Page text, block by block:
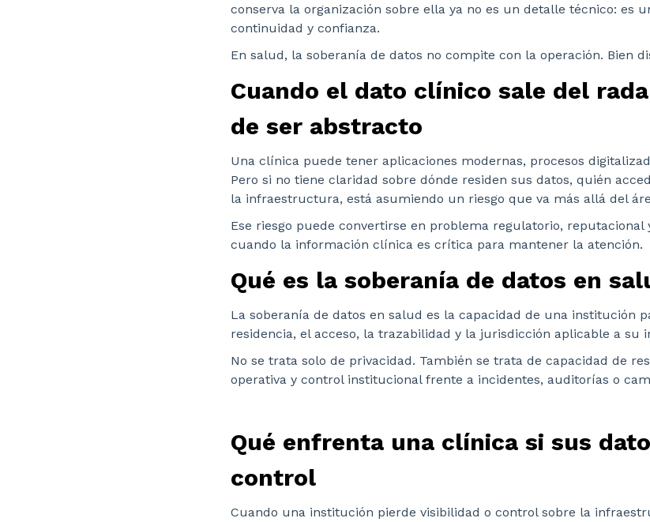
conserva la organización sobre ella ya no es un detalle técnico: es
continuidad y confianza.
En salud, la soberanía de datos no compite con la operación. Bien
Cuando el dato clínico sale del
de ser abstracto
Una clínica puede tener aplicaciones modernas, procesos
Pero si no tiene claridad sobre dónde residen sus datos, quién
la infraestructura, está asumiendo un riesgo que va más allá del
Ese riesgo puede convertirse en problema regulatorio, reputacional
cuando la información clínica es crítica para mantener la atención.
Qué es la soberanía de datos en
La soberanía de datos en salud es la capacidad de una institución
residencia, el acceso, la trazabilidad y la jurisdicción aplicable a su
No se trata solo de privacidad. También se trata de capacidad de
operativa y control institucional frente a incidentes, auditorías o
Qué enfrenta una clínica si sus
control
Cuando una institución pierde visibilidad o control sobre la